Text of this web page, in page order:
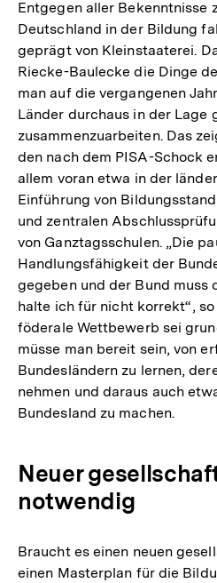
Entgegen aller Bekenntnisse
Deutschland in der Bildung
geprägt von Kleinstaaterei.
Riecke-Baulecke die Dinge
man auf die vergangenen
Länder durchaus in der Lage
zusammenzuarbeiten. Das
den nach dem PISA-Schock
allem voran etwa in der
Einführung von
und zentralen
von Ganztagsschulen. „Die
Handlungsfähigkeit der
gegeben und der Bund muss
halte ich für nicht korrekt“,
föderale Wettbewerb sei
müsse man bereit sein, von
Bundesländern zu lernen,
nehmen und daraus auch
Bundesland zu machen.
Neuer
notwendig
Braucht es einen neuen
einen Masterplan für die